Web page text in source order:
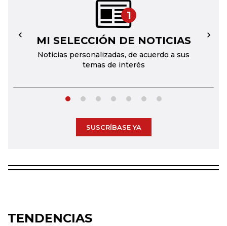
1
MI SELECCIÓN DE NOTICIAS
Noticias personalizadas, de acuerdo a sus
temas de interés
← →
SUSCRÍBASE YA
TENDENCIAS